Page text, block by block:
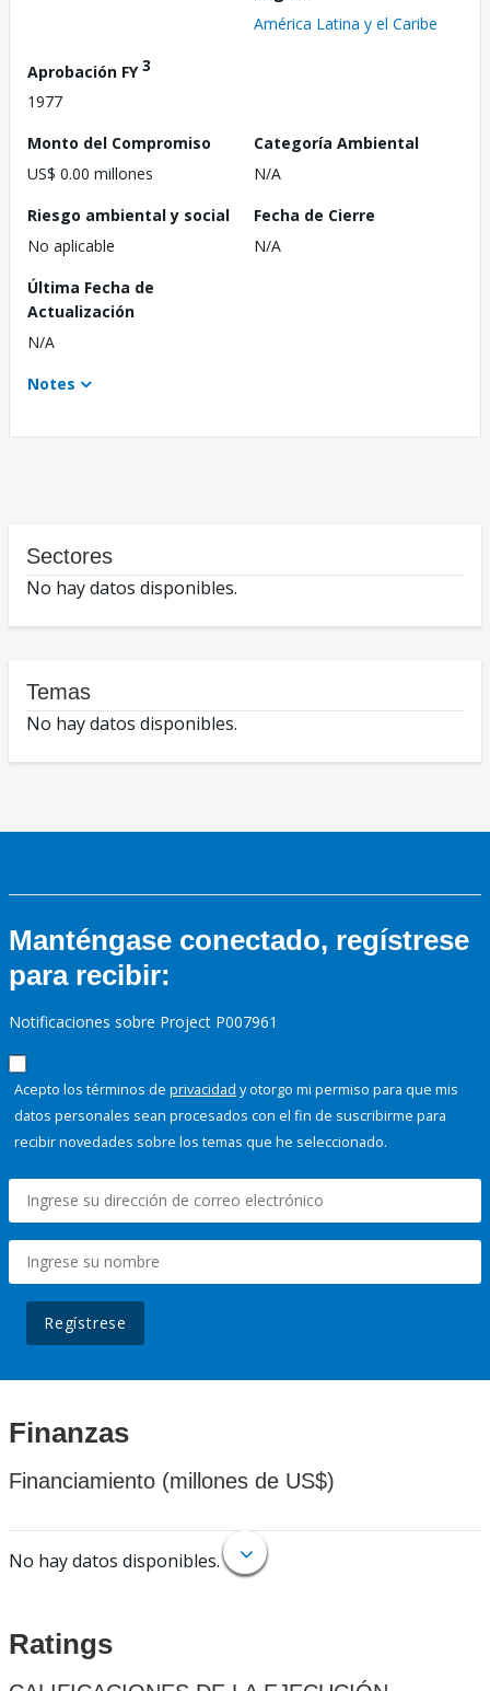
América Latina y el Caribe
Aprobación FY3
1977
Monto del Compromiso
US$ 0.00 millones
Categoría Ambiental
N/A
Riesgo ambiental y social
No aplicable
Fecha de Cierre
N/A
Última Fecha de
Actualización
N/A
Notes
Sectores
No hay datos disponibles.
Temas
No hay datos disponibles.
Manténgase conectado, regístrese
para recibir:
Notificaciones sobre Project P007961
Acepto los términos de privacidad y otorgo mi permiso para que mis
datos personales sean procesados con el fin de suscribirme para
recibir novedades sobre los temas que he seleccionado.
Regístrese
Finanzas
Financiamiento (millones de US$)
No hay datos disponibles.
Ratings